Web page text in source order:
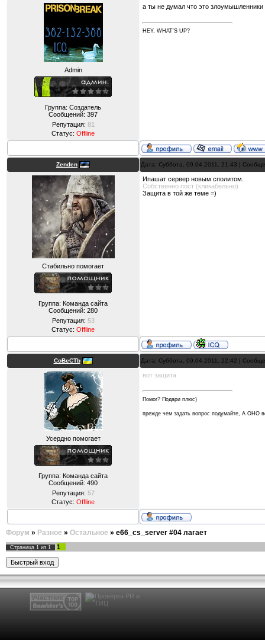
Admin
Группа: Создатель
Сообщений: 397
Репутация: 81
Статус: Offline
а ты не думал что это злоумышленники
HEY, WHAT'S UP?
Zenden Дата: Суббота, 09.04.2011, 21:43 |
Стабильно помогает
Группа: Команда сайта
Сообщений: 280
Репутация: 53
Статус: Offline
Ипашат сервер новым сполитом.
Собственно пост (кликабельно)
Защита в той же теме =)
CoBeCTb Дата: Суббота, 09.04.2011, 22:42 |
Усердно помогает
Группа: Команда сайта
Сообщений: 490
Репутация: 57
Статус: Offline
вот защита
Помог? Подари плюс)
прежде чем задать вопрос подумайте, А
Форум » Разное » Остальное » e66_cs_server #04 лагает
Страница 1 из 1 1